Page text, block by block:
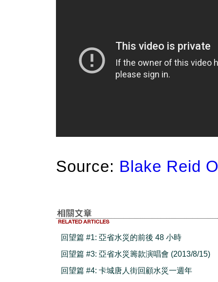
Source: Blake Reid
回望篇 #1: 亞省水災的前後 48 小時
回望篇 #3: 亞省水災籌款演唱會 (2013/8/15)
回望篇 #4: 卡城唐人街回顧水災一週年